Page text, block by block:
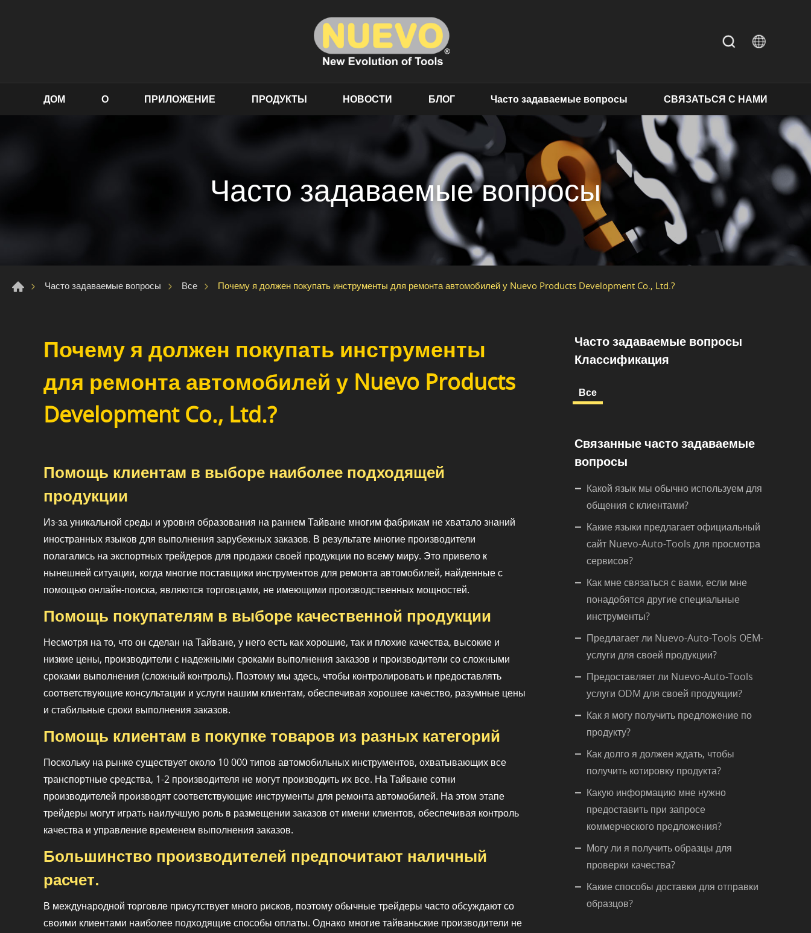
ДОМ О ПРИЛОЖЕНИЕ ПРОДУКТЫ НОВОСТИ БЛОГ Часто задаваемые вопросы СВЯЗАТЬСЯ С НАМИ
Часто задаваемые вопросы
Часто задаваемые вопросы Все Почему я должен покупать инструменты для ремонта автомобилей у Nuevo Products Development Co., Ltd.?
Почему я должен покупать инструменты
для ремонта автомобилей у Nuevo Products
Development Co., Ltd.?
Помощь клиентам в выборе наиболее подходящей
продукции
Из-за уникальной среды и уровня образования на раннем Тайване многим фабрикам не хватало знаний
иностранных языков для выполнения зарубежных заказов. В результате многие производители
полагались на экспортных трейдеров для продажи своей продукции по всему миру. Это привело к
нынешней ситуации, когда многие поставщики инструментов для ремонта автомобилей, найденные с
помощью онлайн-поиска, являются торговцами, не имеющими производственных мощностей.
Помощь покупателям в выборе качественной продукции
Несмотря на то, что он сделан на Тайване, у него есть как хорошие, так и плохие качества, высокие и
низкие цены, производители с надежными сроками выполнения заказов и производители со сложными
сроками выполнения (сложный контроль). Поэтому мы здесь, чтобы контролировать и предоставлять
соответствующие консультации и услуги нашим клиентам, обеспечивая хорошее качество, разумные цены
и стабильные сроки выполнения заказов.
Помощь клиентам в покупке товаров из разных категорий
Поскольку на рынке существует около 10 000 типов автомобильных инструментов, охватывающих все
транспортные средства, 1-2 производителя не могут производить их все. На Тайване сотни
производителей производят соответствующие инструменты для ремонта автомобилей. На этом этапе
трейдеры могут играть наилучшую роль в размещении заказов от имени клиентов, обеспечивая контроль
качества и управление временем выполнения заказов.
Большинство производителей предпочитают наличный
расчет.
В международной торговле присутствует много рисков, поэтому обычные трейдеры часто обсуждают со
своими клиентами наиболее подходящие способы оплаты. Однако многие тайваньские производители не
Часто задаваемые вопросы
Классификация
Все
Связанные часто задаваемые
вопросы
Какой язык мы обычно используем для
общения с клиентами?
Какие языки предлагает официальный
сайт Nuevo-Auto-Tools для просмотра
сервисов?
Как мне связаться с вами, если мне
понадобятся другие специальные
инструменты?
Предлагает ли Nuevo-Auto-Tools OEM-
услуги для своей продукции?
Предоставляет ли Nuevo-Auto-Tools
услуги ODM для своей продукции?
Как я могу получить предложение по
продукту?
Как долго я должен ждать, чтобы
получить котировку продукта?
Какую информацию мне нужно
предоставить при запросе
коммерческого предложения?
Могу ли я получить образцы для
проверки качества?
Какие способы доставки для отправки
образцов?